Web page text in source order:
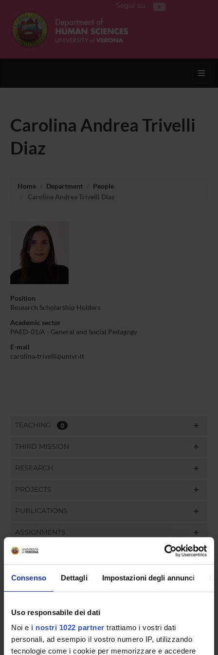
Consenso Dettagli Impostazioni degli annunci
Uso responsabile dei dati
Noi e i nostri 1022 partner trattiamo i vostri dati
personali, ad esempio il vostro numero IP, utilizzando
tecnologie come i cookie per memorizzare e accedere
Segui su
Carolina Andrea Trivelli
Diaz
Home Department
People
Carolina Andrea Trivelli Diaz
Position
Research Scholarship Holders
Academic sector
PAED-01/A - General and Social Pedagogy
E-mail
carolina trivelli univr it
TEACHING 0
THIRD MISSION
RESEARCH
PROJECTS
PUBLICATIONS
ASSIGNMENTS
COMMITTEES
DEPARTMENT ADMINISTRATION OFFICES